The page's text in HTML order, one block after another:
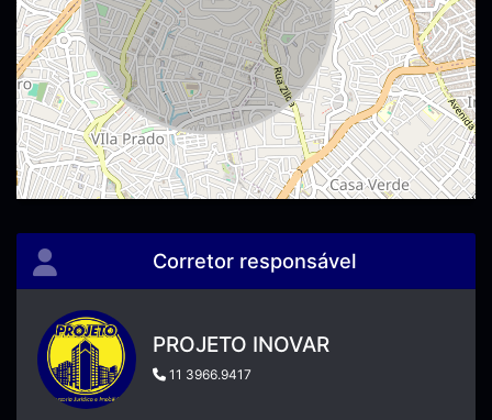
Corretor responsável
PROJETO INOVAR
11 3966.9417